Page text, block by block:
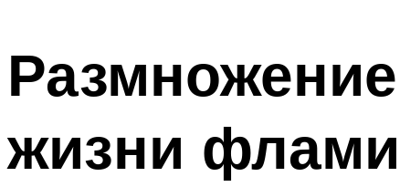
жизни